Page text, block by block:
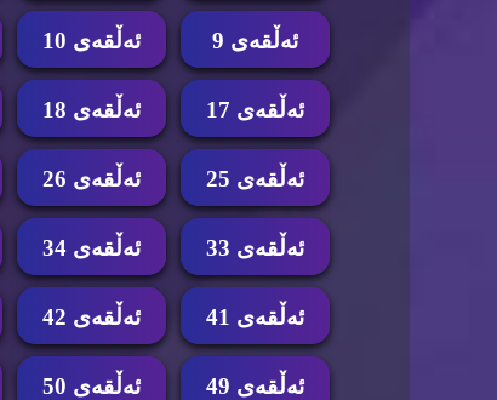
ئه‌ڵقه‌ی 9 ئه‌ڵقه‌ی 10
ئه‌ڵقه‌ی 17 ئه‌ڵقه‌ی 18
ئه‌ڵقه‌ی 25 ئه‌ڵقه‌ی 26
ئه‌ڵقه‌ی 33 ئه‌ڵقه‌ی 34
ئه‌ڵقه‌ی 41 ئه‌ڵقه‌ی 42
ئه‌ڵقه‌ی 49 ئه‌ڵقه‌ی 50